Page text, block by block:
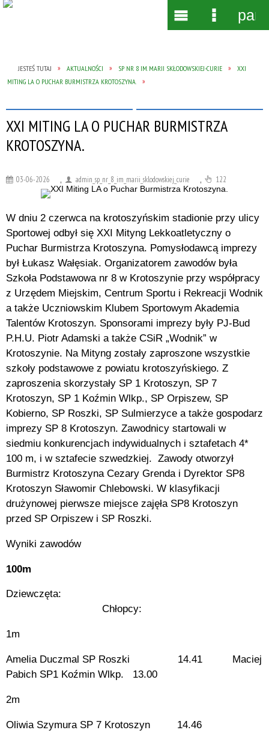
JESTEŚ TUTAJ AKTUALNOŚCI SP NR 8 IM. MARII SKŁODOWSKIEJ-CURIE
XXI
MITING LA O PUCHAR BURMISTRZA KROTOSZYNA.
XXI MITING LA O PUCHAR BURMISTRZA
KROTOSZYNA.
03-06-2026 admin_sp_nr_8_im_marii_sklodowskiej_curie 122
W dniu 2 czerwca na krotoszyńskim stadionie przy ulicy
Sportowej odbył się XXI Mityng Lekkoatletyczny o
Puchar Burmistrza Krotoszyna. Pomysłodawcą imprezy
był Łukasz Wałęsiak. Organizatorem zawodów była
Szkoła Podstawowa nr 8 w Krotoszynie przy współpracy
z Urzędem Miejskim, Centrum Sportu i Rekreacji Wodnik
a także Uczniowskim Klubem Sportowym Akademia
Talentów Krotoszyn. Sponsorami imprezy były PJ-Bud
P.H.U. Piotr Adamski a także CSiR „Wodnik” w
Krotoszynie. Na Mityng zostały zaproszone wszystkie
szkoły podstawowe z powiatu krotoszyńskiego. Z
zaproszenia skorzystały SP 1 Krotoszyn, SP 7
Krotoszyn, SP 1 Koźmin Wlkp., SP Orpiszew, SP
Kobierno, SP Roszki, SP Sulmierzyce a także gospodarz
imprezy SP 8 Krotoszyn. Zawodnicy startowali w
siedmiu konkurencjach indywidualnych i sztafetach 4*
100 m, i w sztafecie szwedzkiej. Zawody otworzył
Burmistrz Krotoszyna Cezary Grenda i Dyrektor SP8
Krotoszyn Sławomir Chlebowski. W klasyfikacji
drużynowej pierwsze miejsce zajęła SP8 Krotoszyn
przed SP Orpiszew i SP Roszki.
Wyniki zawodów
100m
Dziewczęta:
Chłopcy:
1m
Amelia Duczmal SP Roszki 14.41 Maciej
Pabich SP1 Koźmin Wlkp. 13.00
2m
Oliwia Szymura SP 7 Krotoszyn 14.46
Wyszukiwarka
Narzędzia
MenuMenu